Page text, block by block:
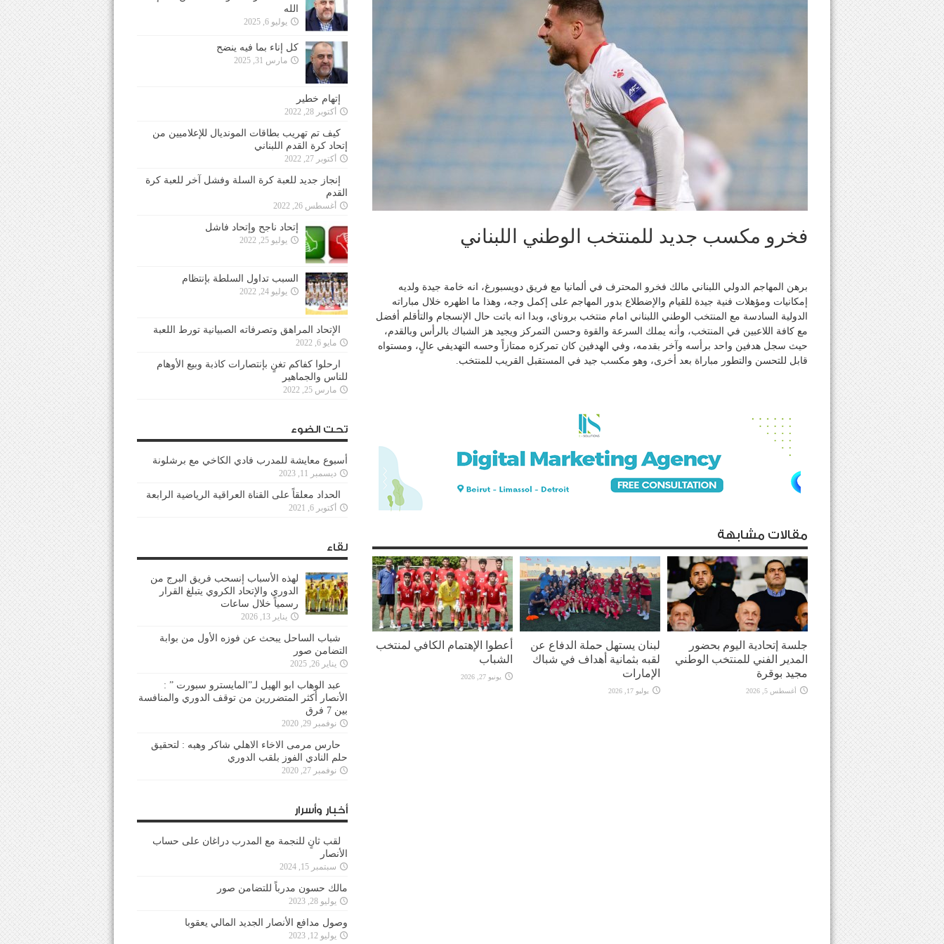
فخرو مكسب جديد للمنتخب الوطني اللبناني
برهن المهاجم الدولي اللبناني مالك فخرو المحترف في ألمانيا مع فريق دويسبورغ، انه خامة جيدة ولديه
إمكانيات ومؤهلات فنية جيدة للقيام والإضطلاع بدور المهاجم على إكمل وجه، وهذا ما اظهره خلال مباراته
الدولية السادسة مع المنتخب الوطني اللبناني امام منتخب بروناي، وبدا انه باتت حال الإنسجام والتأقلم أفضل
مع كافة اللاعبين في المنتخب، وأنه يملك السرعة والقوة وحسن التمركز ويجيد هز الشباك بالرأس وبالقدم،
حيث سجل هدفين واحد برأسه وآخر بقدمه، وفي الهدفين كان تمركزه ممتازاً وحسه التهديفي عالٍ، ومستواه
قابل للتحسن والتطور مباراة بعد أخرى، وهو مكسب جيد في المستقبل القريب للمنتخب.
مقالات مشابهة
جلسة إتحادية اليوم بحضور
المدير الفني للمنتخب الوطني
مجيد بوقرة
أغسطس 5, 2026
لبنان يستهل حملة الدفاع عن
لقبه بثمانية أهداف في شباك
الإمارات
يوليو 17, 2026
أعطوا الإهتمام الكافي لمنتخب
الشباب
يونيو 27, 2026
الله
يوليو 6, 2025
كل إناء بما فيه ينضح
مارس 31, 2025
إتهام خطير
أكتوبر 28, 2022
كيف تم تهريب بطاقات المونديال للإعلاميين من
إتحاد كرة القدم اللبناني
أكتوبر 27, 2022
إنجاز جديد للعبة كرة السلة وفشل آخر للعبة كرة
القدم
أغسطس 26, 2022
إتحاد ناجح وإتحاد فاشل
يوليو 25, 2022
السبب تداول السلطة بإنتظام
يوليو 24, 2022
الإتحاد المراهق وتصرفاته الصبيانية تورط اللعبة
مايو 6, 2022
ارحلوا كفاكم تغنٍ بإنتصارات كاذبة وبيع الأوهام
للناس والجماهير
مارس 25, 2022
تحت الضوء
أسبوع معايشة للمدرب فادي الكاخي مع برشلونة
ديسمبر 11, 2023
الحداد معلقاً على القناة العراقية الرياضية الرابعة
أكتوبر 6, 2021
لقاء
لهذه الأسباب إنسحب فريق البرج من
الدوري والإتحاد الكروي يتبلغ القرار
رسمياً خلال ساعات
يناير 13, 2026
شباب الساحل يبحث عن فوزه الأول من بوابة
التضامن صور
يناير 26, 2025
عبد الوهاب ابو الهيل لـ”المايسترو سبورت ” :
الأنصار أكثر المتضررين من توقف الدوري والمنافسة
بين 7 فرق
نوفمبر 29, 2020
حارس مرمى الاخاء الاهلي شاكر وهبه : لتحقيق
حلم النادي الفوز بلقب الدوري
نوفمبر 27, 2020
أخبار وأسرار
لقب ثانٍ للنجمة مع المدرب دراغان على حساب
الأنصار
سبتمبر 15, 2024
مالك حسون مدرباً للتضامن صور
يوليو 28, 2023
وصول مدافع الأنصار الجديد المالي يعقوبا
يوليو 12, 2023